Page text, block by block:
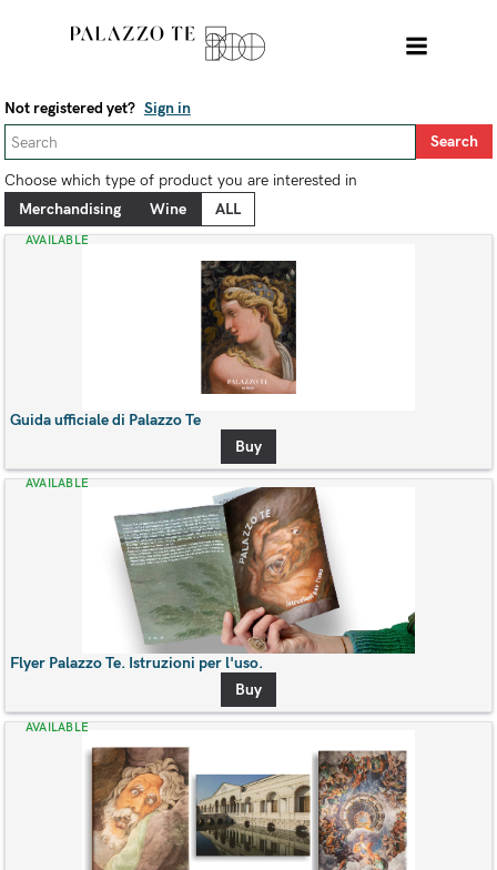
Not registered yet? Sign in
Choose which type of product you are interested in
Guida ufficiale di Palazzo Te
AVAILABLE
Buy
Flyer Palazzo Te. Istruzioni per l'uso.
AVAILABLE
Buy
AVAILABLE